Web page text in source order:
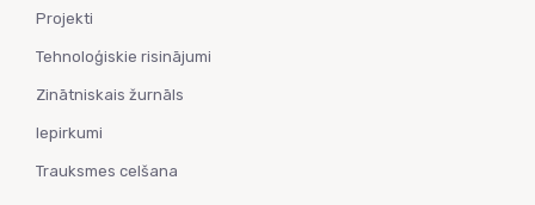
Projekti
Tehnoloģiskie risinājumi
Zinātniskais žurnāls
Iepirkumi
Trauksmes celšana